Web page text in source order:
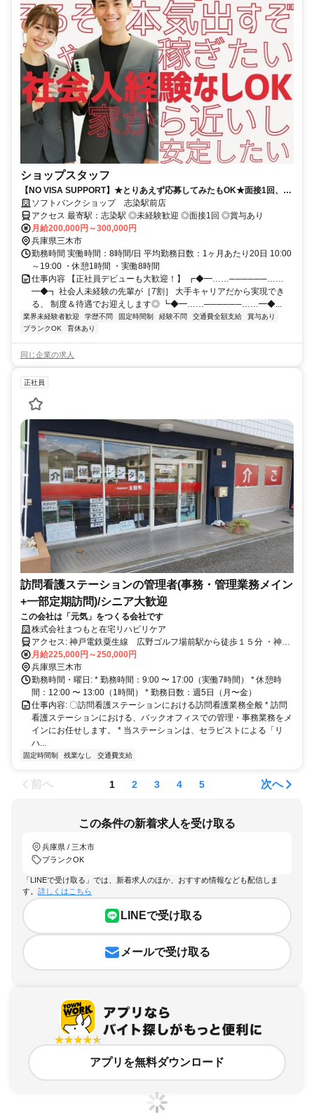
ショップスタッフ
【NO VISA SUPPORT】★とりあえず応募してみたもOK★面接1回、最
短1週間で内定可！正社員デビューにオススメ★
ソフトバンクショップ 志染駅前店
アクセス 最寄駅：志染駅 ◎未経験歓迎 ◎面接1回 ◎賞与あり
月給200,000円～300,000円
兵庫県三木市
勤務時間 実働時間：8時間/日 平均勤務日数：1ヶ月あたり20日 10:00
～19:00 ・休憩1時間 ・実働8時間
仕事内容 【正社員デビューも大歓迎！】 ┏◆━……──────……
━◆┓ 社会人未経験の先輩が［7割］ 大手キャリアだから実現でき
る、 制度＆待遇でお迎えします◎ ┗◆━……──────……━◆...
業界未経験者歓迎 学歴不問 固定時間制 経験不問 交通費全額支給
賞与あり
ブランクOK
育休あり
同じ企業の求人
正社員
訪問看護ステーションの管理者(事務・管理業務メイン
+一部定期訪問)/シニア大歓迎
この会社は「元気」をつくる会社です
株式会社まつもと在宅リハビリケア
アクセス: 神戸電鉄粟生線 広野ゴルフ場前駅から徒歩１５分 ・神戸
月給225,000円～250,000円
兵庫県三木市
勤務時間・曜日: * 勤務時間：9:00 〜 17:00（実働7時間） * 休憩時
間：12:00 〜 13:00（1時間） * 勤務日数：週5日（月〜金）
仕事内容: 〇訪問看護ステーションにおける訪問看護業務全般 * 訪問
看護ステーションにおける、バックオフィスでの管理・事務業務をメ
インにお任せします。 * 当ステーションは、セラピストによる「リ
ハ...
固定時間制 残業なし 交通費支給
前へ 1 2 3 4 5 次へ
この条件の新着求人を受け取る
兵庫県 / 三木市
ブランクOK
「LINEで受け取る」では、新着求人のほか、おすすめ情報なども配信しま
す。 詳しくはこちら
LINEで受け取る
メールで受け取る
アプリを無料ダウンロード